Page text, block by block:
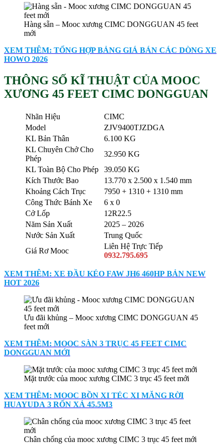
Hàng sẵn – Mooc xương CIMC DONGGUAN 45 feet
mới
XEM THÊM: TỔNG HỢP BẢNG GIÁ BÁN CÁC DÒNG XE
HOWO 2026
THÔNG SỐ KĨ THUẬT CỦA MOOC
XƯƠNG 45 FEET CIMC DONGGUAN
Nhãn Hiệu
CIMC
Model
ZJV9400TJZDGA
KL Bản Thân
6.100 KG
KL Chuyên Chở Cho
Phép
32.950 KG
KL Toàn Bộ Cho Phép
39.050 KG
Kích Thước Bao
13.770 x 2.500 x 1.540 mm
Khoảng Cách Trục
7950 + 1310 + 1310 mm
Công Thức Bánh Xe
6 x 0
Cở Lốp
12R22.5
Năm Sản Xuất
2025 – 2026
Nước Sản Xuất
Trung Quốc
Giá Rơ Mooc
Liên Hệ Trực Tiếp
0932.795.695
XEM THÊM: XE ĐẦU KÉO FAW JH6 460HP BẢN NEW
HOT 2026
Ưu đãi khủng – Mooc xương CIMC DONGGUAN 45
feet mới
XEM THÊM: MOOC SÀN 3 TRỤC 45 FEET CIMC
DONGGUAN MỚI
Mặt trước của mooc xương CIMC 3 trục 45 feet mới
XEM THÊM: MOOC BỒN XI TÉC XI MĂNG RỜI
HUAYUDA 3 RỐN XẢ 45.5M3
Chân chống của mooc xương CIMC 3 trục 45 feet mới